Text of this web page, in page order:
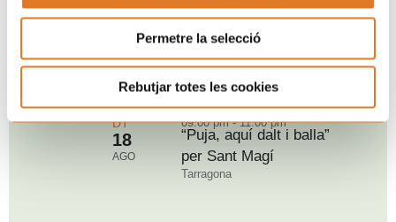
Permetre la selecció
Rebutjar totes les cookies
Pròxims esdeveniments
DT
18
AGO
09:00 pm - 11:00 pm
“Puja, aquí dalt i balla”
per Sant Magí
Tarragona